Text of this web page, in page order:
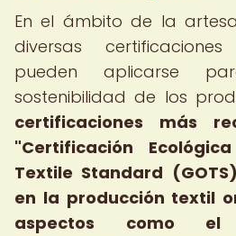
En el ámbito de la
diversas
pueden aplicarse
sostenibilidad de los
certificaciones más
"Certificación
Textile Standard
en la producción textil
aspectos como el